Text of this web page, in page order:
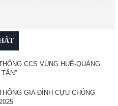
CCS VÙNG HUẾ-QUẢNG
GIA ĐÌNH CỰU CHỦNG